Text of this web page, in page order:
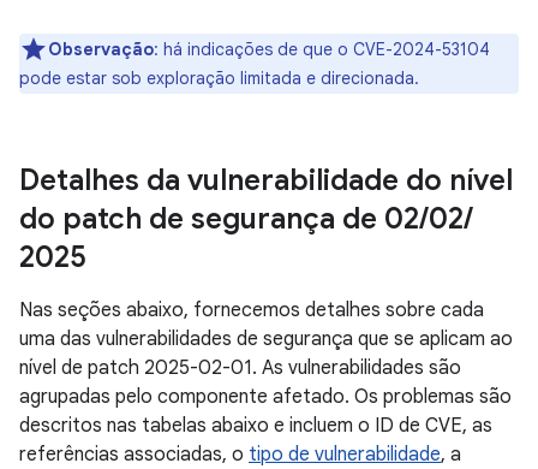
Observação: há indicações de que o CVE-2024-53104
pode estar sob exploração limitada e direcionada.
Detalhes da vulnerabilidade do nível
do patch de segurança de 02/02/
2025
Nas seções abaixo, fornecemos detalhes sobre cada
uma das vulnerabilidades de segurança que se aplicam ao
nível de patch 2025-02-01. As vulnerabilidades são
agrupadas pelo componente afetado. Os problemas são
descritos nas tabelas abaixo e incluem o ID de CVE, as
referências associadas, o tipo de vulnerabilidade, a